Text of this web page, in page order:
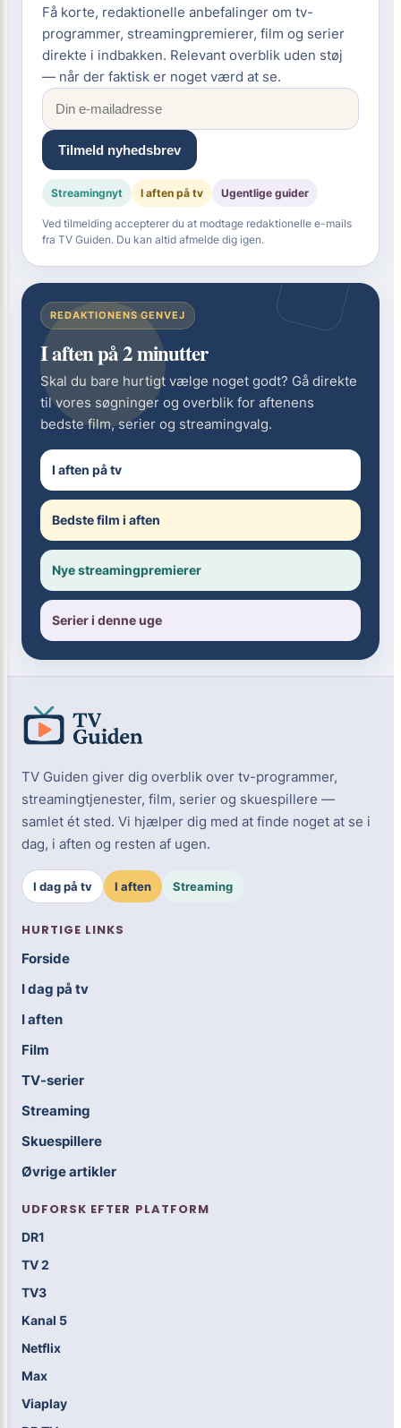
Få korte, redaktionelle anbefalinger om tv-
programmer, streamingpremierer, film og serier
direkte i indbakken. Relevant overblik uden støj
— når der faktisk er noget værd at se.
Tilmeld nyhedsbrev
Streamingnyt I aften på tv Ugentlige guider
Ved tilmelding accepterer du at modtage redaktionelle e-mails
fra TV Guiden. Du kan altid afmelde dig igen.
REDAKTIONENS GENVEJ
I aften på 2 minutter
Skal du bare hurtigt vælge noget godt? Gå direkte
til vores søgninger og overblik for aftenens
bedste film, serier og streamingvalg.
I aften på tv
Bedste film i aften
Nye streamingpremierer
Serier i denne uge
TV Guiden giver dig overblik over tv-programmer,
streamingtjenester, film, serier og skuespillere —
samlet ét sted. Vi hjælper dig med at finde noget at se i
dag, i aften og resten af ugen.
I dag på tv I aften Streaming
HURTIGE LINKS
Forside
I dag på tv
I aften
Film
TV-serier
Streaming
Skuespillere
Øvrige artikler
UDFORSK EFTER PLATFORM
DR1
TV 2
TV3
Kanal 5
Netflix
Max
Viaplay